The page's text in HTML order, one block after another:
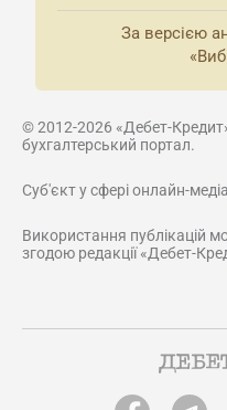
За версією
© 2012-2026 «Дебет-
бухгалтерський портал.
Суб'єкт у сфері онлайн-
Використання публікацій
згодою редакції «Дебет-